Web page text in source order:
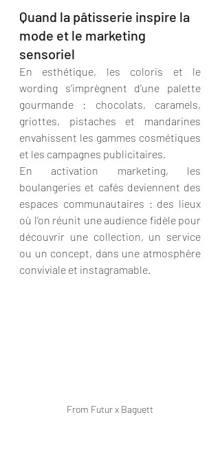
Quand la pâtisserie inspire la
mode et le marketing
sensoriel
En esthétique, les coloris et le
wording s’imprègnent d’une palette
gourmande : chocolats, caramels,
griottes, pistaches et mandarines
envahissent les gammes cosmétiques
et les campagnes publicitaires.
En activation marketing, les
boulangeries et cafés deviennent des
espaces communautaires : des lieux
où l’on réunit une audience fidèle pour
découvrir une collection, un service
ou un concept, dans une atmosphère
conviviale et instagramable.
From Futur x Baguett